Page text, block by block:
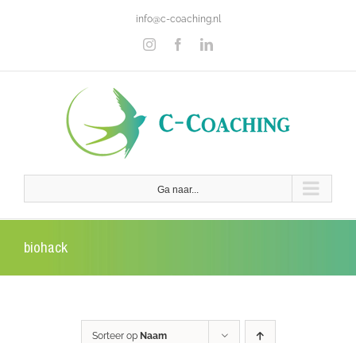
info@c-coaching.nl
InstagramFacebookLinkedIn
Ga naar...
biohack
Sorteer op Naam